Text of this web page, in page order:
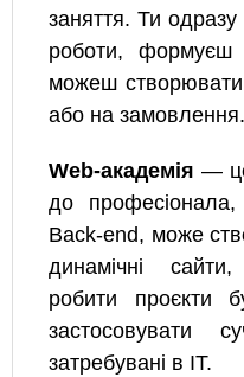
заняття. Ти
роботи, формуєш
можеш створювати
або на замовлення.
Web-академія —
до
Back-end, може
динамічні
робити проєкти
застосовувати
затребувані в IT.